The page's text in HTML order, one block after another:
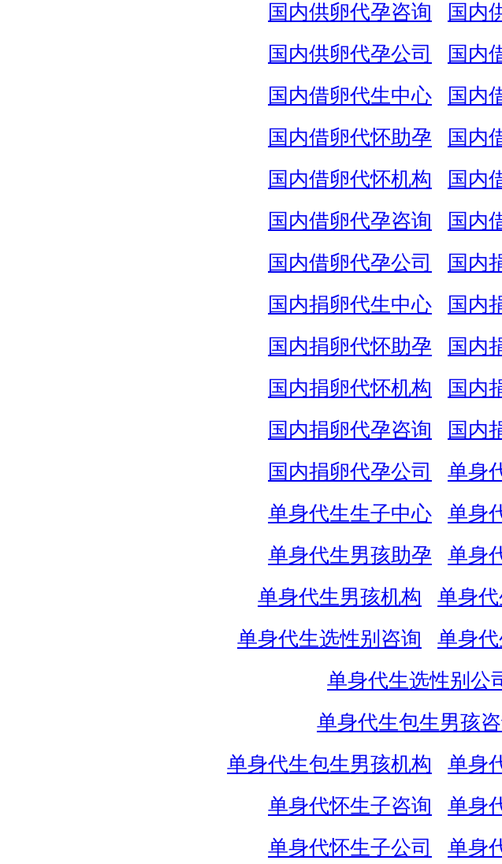
国内供卵代孕咨询
国内
国内供卵代孕公司
国内
国内借卵代生中心
国内
国内借卵代怀助孕
国内
国内借卵代怀机构
国内
国内借卵代孕咨询
国内
国内借卵代孕公司
国内
国内捐卵代生中心
国内
国内捐卵代怀助孕
国内
国内捐卵代怀机构
国内
国内捐卵代孕咨询
国内
国内捐卵代孕公司
单身
单身代生生子中心
单身
单身代生男孩助孕
单身
单身代生男孩机构
单身
单身代生选性别咨询
单身
单身代生选性别公
单身代生包生男孩
单身代生包生男孩机构
单身
单身代怀生子咨询
单身
单身代怀生子公司
单身